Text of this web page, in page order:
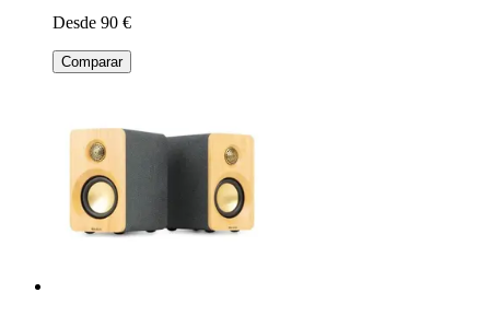
Desde 90 €
Comparar